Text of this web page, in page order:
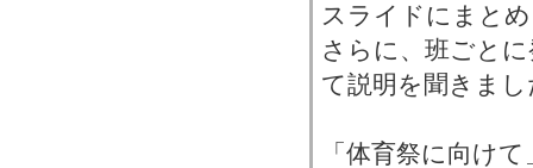
スライドにまと
さらに、班ごと
て説明を聞きまし
「体育祭に向け